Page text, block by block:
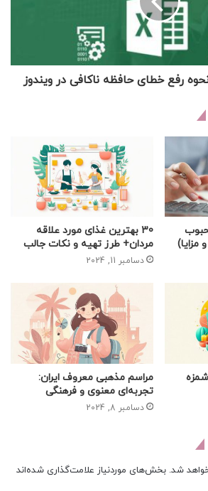
رفع خطای حافظه ناکافی در ویندوز
30 بهترین غذای مورد علاقه
مردان+ طرز تهیه و نکات جالب
دسامبر 11, 2024
مراسم مذهبی معروف ایران:
تجربه‌ای معنوی و فرهنگی
دسامبر 8, 2024
شد. بخش‌های موردنیاز علامت‌گذاری شده‌اند